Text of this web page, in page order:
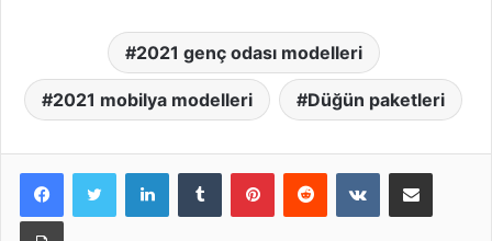
2021 genç odası modelleri
2021 mobilya modelleri Düğün paketleri
LinkedInTumblr PinterestReddit VKontakteE-Posta ile paylaş
Yazdır